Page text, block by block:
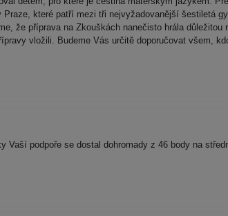
které patří mezi tři nejvyžadovanější šestiletá
že příprava na Zkouškách nanečisto hrála
vložili. Budeme Vás určitě doporučovat všem,
Vaší podpoře se dostal dohromady z 46 body na